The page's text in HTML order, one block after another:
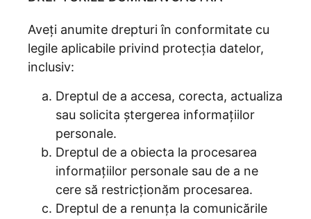
Aveți anumite drepturi în conformitate cu
legile aplicabile privind protecția datelor,
inclusiv:
Dreptul de a accesa, corecta, actualiza
sau solicita ștergerea informațiilor
personale.
Dreptul de a obiecta la procesarea
informațiilor personale sau de a ne
cere să restricționăm procesarea.
Dreptul de a renunța la comunicările